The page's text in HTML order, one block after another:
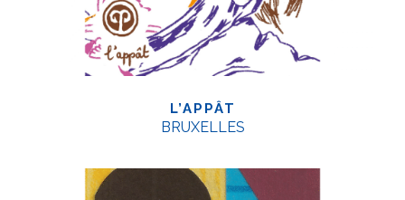
L’APPÂT
BRUXELLES